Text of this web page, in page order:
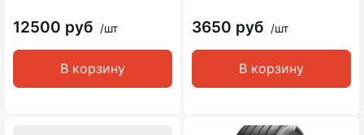
12500 руб /шт
В корзину
3650 руб /шт
В корзину